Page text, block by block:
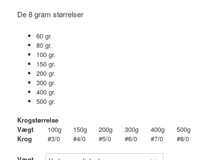
De 8 gram størrelser
60 gr.
80 gr.
100 gr.
150 gr.
200 gr.
300 gr.
400 gr.
500 gr.
Krogstørrelse
Vægt
100g 150g 200g 300g 400g
500g
Krog
#3/0 #4/0 #5/0 #6/0 #7/0 #8/0